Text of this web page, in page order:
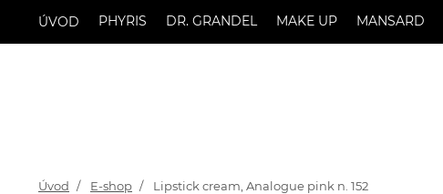
ÚVOD PHYRIS DR. GRANDEL MAKE UP MANSARD
Úvod E-shop Lipstick cream, Analogue pink n. 152